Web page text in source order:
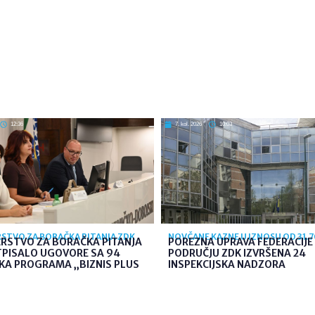
12:36
ZA BORAČKA PITANJA ZDK
ZA BORAČKA PITANJA
UGOVORE SA 94
PROGRAMA „BIZNIS PLUS
7. kol. 2026 10:03
NOVČANE KAZNE U IZNOSU OD
POREZNA UPRAVA
PODRUČJU ZDK IZVRŠENA 24
INSPEKCIJSKA NADZORA